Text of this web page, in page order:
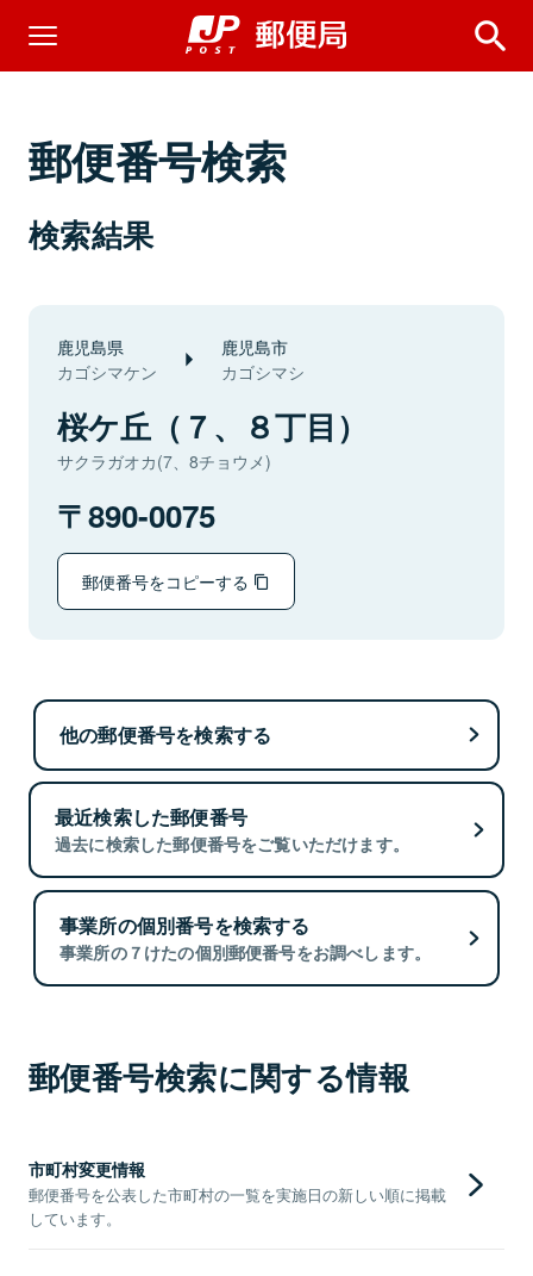
郵便番号検索
検索結果
鹿児島県
カゴシマケン
鹿児島市
カゴシマシ
桜ケ丘（７、８丁目）
サクラガオカ(7、8チョウメ)
890-0075
郵便番号をコピーする
他の郵便番号を検索する
最近検索した郵便番号
過去に検索した郵便番号をご覧いただけます。
事業所の個別番号を検索する
事業所の７けたの個別郵便番号をお調べします。
郵便番号検索に関する情報
市町村変更情報
郵便番号を公表した市町村の一覧を実施日の新しい順に掲載
しています。